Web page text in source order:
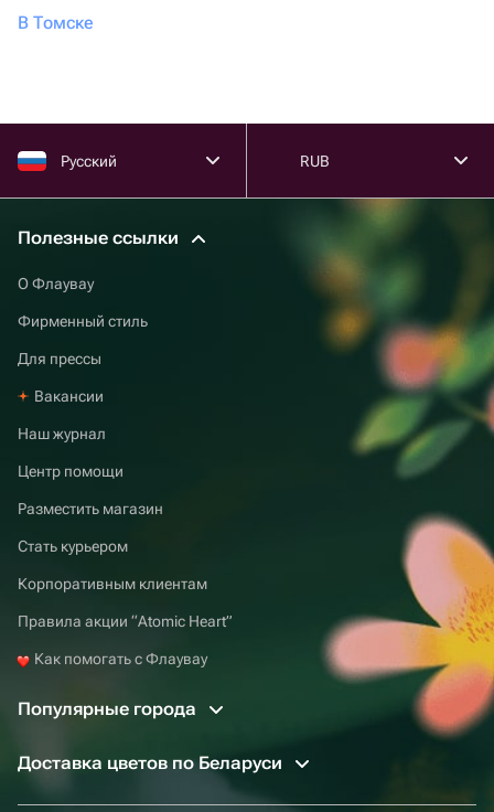
В Томске
Русский RUB
Полезные ссылки
О Флаувау
Фирменный стиль
Для прессы
Вакансии
Наш журнал
Центр помощи
Разместить магазин
Стать курьером
Корпоративным клиентам
Правила акции “Atomic Heart”
Как помогать с Флаувау
Популярные города
Доставка цветов по Беларуси